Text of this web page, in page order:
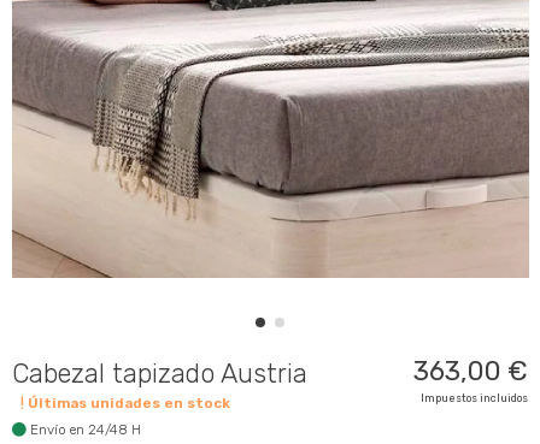
Cabezal tapizado Austria
Últimas unidades en stock
Envío en 24/48 H
363,00 €
Impuestos incluidos